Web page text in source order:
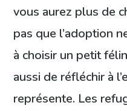
vous aurez plus de
pas que l’adoption
à choisir un petit
aussi de réfléchir à
représente. Les